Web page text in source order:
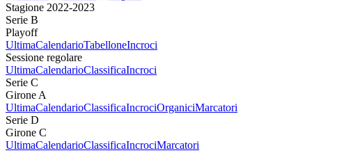
Stagione 2022-2023
Serie B
Playoff
UltimaCalendarioTabelloneIncroci
Sessione regolare
UltimaCalendarioClassificaIncroci
Serie C
Girone A
UltimaCalendarioClassificaIncrociOrganiciMarcatori
Serie D
Girone C
UltimaCalendarioClassificaIncrociMarcatori